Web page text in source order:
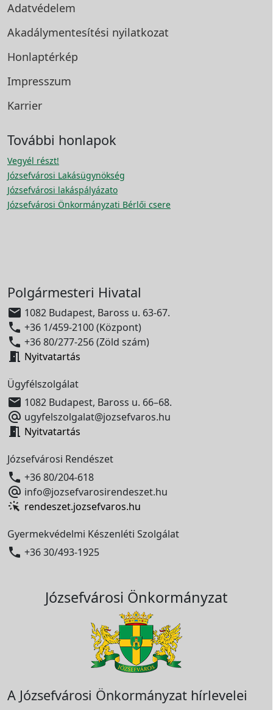
Adatvédelem
Akadálymentesítési nyilatkozat
Honlaptérkép
Impresszum
Karrier
További honlapok
Vegyél részt!
Józsefvárosi Lakásügynökség
Józsefvárosi lakáspályázato
Józsefvárosi Önkormányzati Bérlői csere
Polgármesteri Hivatal
 1082 Budapest, Baross u. 63-67.
 +36 1/459-2100 (Központ)
 +36 80/277-256 (Zöld szám)
 Nyitvatartás
Ügyfélszolgálat
 1082 Budapest, Baross u. 66–68.
 ugyfelszolgalat@jozsefvaros.hu
 Nyitvatartás
Józsefvárosi Rendészet
 +36 80/204-618
 info@jozsefvarosirendeszet.hu
rendeszet.jozsefvaros.hu
Gyermekvédelmi Készenléti Szolgálat
 +36 30/493-1925
Józsefvárosi Önkormányzat
A Józsefvárosi Önkormányzat hírlevelei